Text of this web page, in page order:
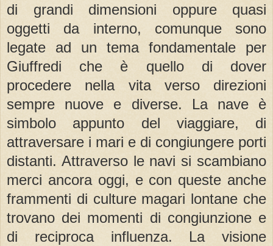
di grandi dimensioni oppure quasi
oggetti da interno, comunque sono
legate ad un tema fondamentale per
Giuffredi che è quello di dover
procedere nella vita verso direzioni
sempre nuove e diverse. La nave è
simbolo appunto del viaggiare, di
attraversare i mari e di congiungere porti
distanti. Attraverso le navi si scambiano
merci ancora oggi, e con queste anche
frammenti di culture magari lontane che
trovano dei momenti di congiunzione e
di reciproca influenza. La visione